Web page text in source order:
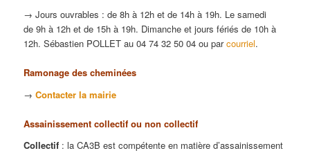
→ Jours ouvrables : de 8h à 12h et de 14h à 19h. Le samedi
de 9h à 12h et de 15h à 19h. Dimanche et jours fériés de 10h à
12h.Sébastien POLLET au 04 74 32 50 04 ou parcourriel.
Ramonage des cheminées
→Contacter la mairie
Assainissement collectif ou non collectif
Collectif : la CA3B est compétente en matière d’assainissement